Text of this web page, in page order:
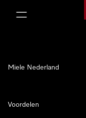
Miele Nederland
Voordelen